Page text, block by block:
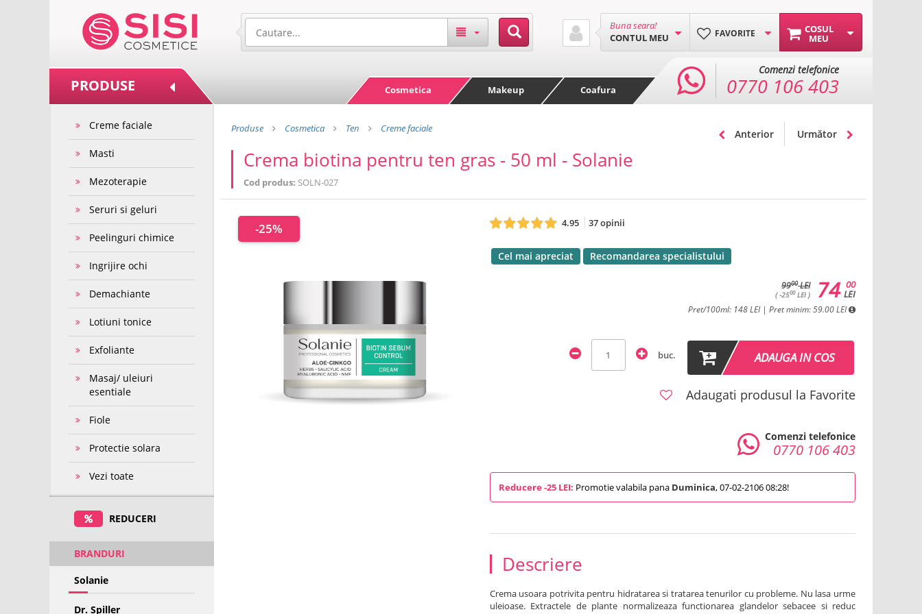
COSUL
MEU
FAVORITE
Buna seara!
CONTUL MEU
PRODUSE Cosmetica Makeup Coafura
Comenzi telefonice
0770 106 403
Creme faciale
Masti
Mezoterapie
Seruri si geluri
Peelinguri chimice
Ingrijire ochi
Demachiante
Lotiuni tonice
Exfoliante
Masaj/ uleiuri
esentiale
Fiole
Protectie solara
Vezi toate
REDUCERI
BRANDURI
Solanie
Dr. Spiller
Produse Cosmetica Ten Creme faciale
Crema biotina pentru ten gras - 50 ml - Solanie
Cod produs: SOLN-027
Anterior Următor
-25% 4.95 37 opinii
Cel mai apreciat Recomandarea specialistului
9900LEI
( -2500LEI )
00
LEI
74
Pret/100ml: 148 LEI | Pret minim: 59.00 LEI
buc. ADAUGA IN COS
Adaugati produsul la Favorite
Comenzi telefonice
0770 106 403
Reducere -25 LEI: Promotie valabila pana Duminica, 07-02-2106 08:28!
Descriere
Crema usoara potrivita pentru hidratarea si tratarea tenurilor cu probleme. Nu lasa urme
uleioase. Extractele de plante normalizeaza functionarea glandelor sebacee si reduc